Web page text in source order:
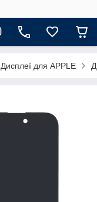
Дисплеї для APPLE